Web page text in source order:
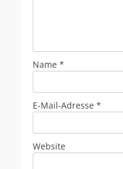
Name *
E-Mail-Adresse *
Website